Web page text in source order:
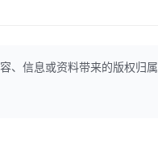
、信息或资料带来的版权归属